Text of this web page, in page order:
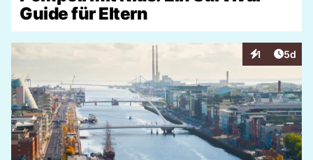
Guide für Eltern
1
Interaktionen
5d